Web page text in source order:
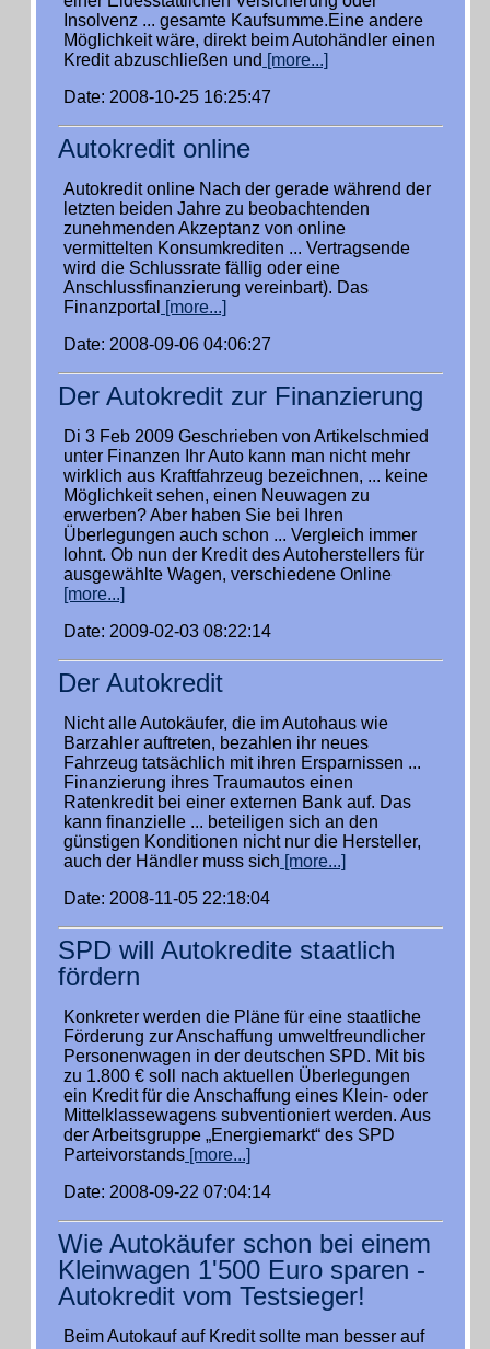
Insolvenz ... gesamte Kaufsumme.Eine andere
Möglichkeit wäre, direkt beim Autohändler einen
Kredit abzuschließen und [more...]
Date: 2008-10-25 16:25:47
Autokredit online
Autokredit online Nach der gerade während der
letzten beiden Jahre zu beobachtenden
zunehmenden Akzeptanz von online
vermittelten Konsumkrediten ... Vertragsende
wird die Schlussrate fällig oder eine
Anschlussfinanzierung vereinbart). Das
Finanzportal
[more...]
Date: 2008-09-06 04:06:27
Der Autokredit zur Finanzierung
Di 3 Feb 2009 Geschrieben von Artikelschmied
unter Finanzen Ihr Auto kann man nicht mehr
wirklich aus Kraftfahrzeug bezeichnen, ... keine
Möglichkeit sehen, einen Neuwagen zu
erwerben? Aber haben Sie bei Ihren
Überlegungen auch schon ... Vergleich immer
lohnt. Ob nun der Kredit des Autoherstellers für
ausgewählte Wagen, verschiedene Online
[more...]
Date: 2009-02-03 08:22:14
Der Autokredit
Nicht alle Autokäufer, die im Autohaus wie
Barzahler auftreten, bezahlen ihr neues
Fahrzeug tatsächlich mit ihren Ersparnissen ...
Finanzierung ihres Traumautos einen
Ratenkredit bei einer externen Bank auf. Das
kann finanzielle ... beteiligen sich an den
günstigen Konditionen nicht nur die Hersteller,
auch der Händler muss sich [more...]
Date: 2008-11-05 22:18:04
SPD will Autokredite staatlich
fördern
Konkreter werden die Pläne für eine staatliche
Förderung zur Anschaffung umweltfreundlicher
Personenwagen in der deutschen SPD. Mit bis
zu 1.800 € soll nach aktuellen Überlegungen
ein Kredit für die Anschaffung eines Klein- oder
Mittelklassewagens subventioniert werden. Aus
der Arbeitsgruppe „Energiemarkt“ des SPD
Parteivorstands [more...]
Date: 2008-09-22 07:04:14
Wie Autokäufer schon bei einem
Kleinwagen 1'500 Euro sparen -
Autokredit vom Testsieger!
Beim Autokauf auf Kredit sollte man besser auf